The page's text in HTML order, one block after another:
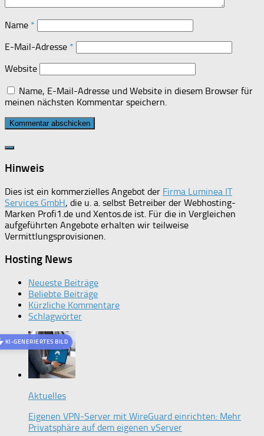
Name *
E-Mail-Adresse *
Website
Name, E-Mail-Adresse und Website in diesem Browser für
meinen nächsten Kommentar speichern.
Hinweis
Dies ist ein kommerzielles Angebot der Firma Luminea IT
Services GmbH, die u. a. selbst Betreiber der Webhosting-
Marken Profi1.de und Xentos.de ist. Für die in Vergleichen
aufgeführten Angebote erhalten wir teilweise
Vermittlungsprovisionen.
Hosting News
Neueste Beiträge
Beliebte Beiträge
Kürzliche Kommentare
Schlagwörter
KI-GENERIERTES BILD
Aktuelles
Eigenen VPN-Server mit WireGuard einrichten: Mehr
Privatsphäre auf dem eigenen vServer